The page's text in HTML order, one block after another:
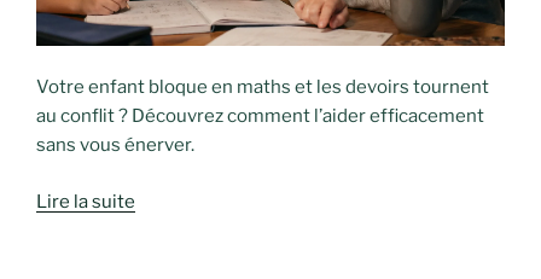
Votre enfant bloque en maths et les devoirs tournent
au conflit ? Découvrez comment l’aider efficacement
sans vous énerver.
Lire la suite